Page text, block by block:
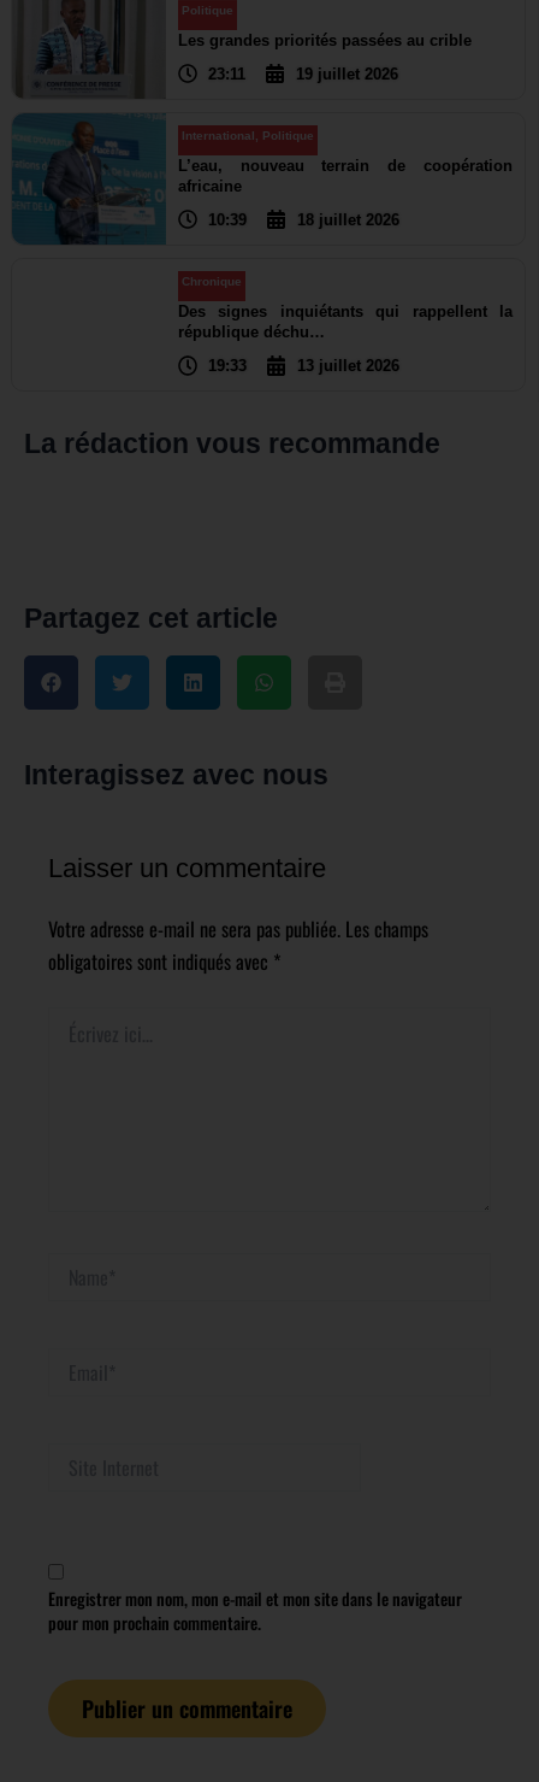
Politique
Les grandes priorités passées au crible
23:11
19 juillet 2026
International Politique
L’eau, nouveau terrain de coopération
africaine
10:39
18 juillet 2026
Chronique
Des signes inquiétants qui rappellent la
république déchu…
19:33
13 juillet 2026
La rédaction vous recommande
Partagez cet article
Interagissez avec nous
Laisser un commentaire
Votre adresse e-mail ne sera pas publiée. Les champs
obligatoires sont indiqués avec *
Enregistrer mon nom, mon e-mail et mon site dans le navigateur
pour mon prochain commentaire.